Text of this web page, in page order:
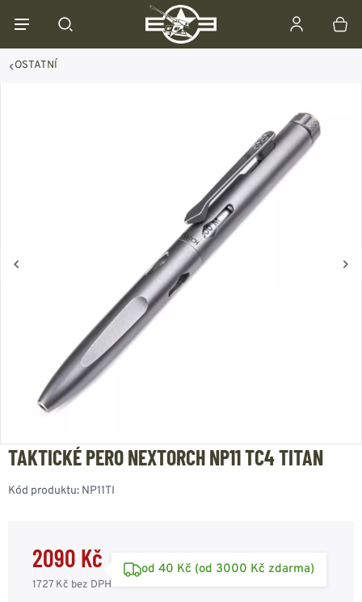
OSTATNÍ
TAKTICKÉ PERO NEXTORCH NP11 TC4 TITAN
Kód produktu: NP11TI
2090 Kč
1727 Kč bez DPH
od 40 Kč (od 3000 Kč zdarma)